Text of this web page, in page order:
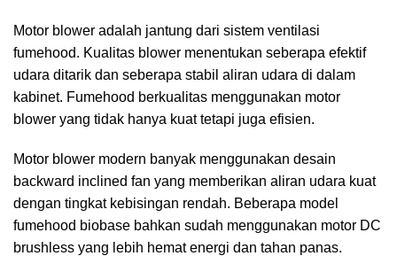
Motor blower adalah jantung dari sistem ventilasi
fumehood. Kualitas blower menentukan seberapa efektif
udara ditarik dan seberapa stabil aliran udara di dalam
kabinet. Fumehood berkualitas menggunakan motor
blower yang tidak hanya kuat tetapi juga efisien.
Motor blower modern banyak menggunakan desain
backward inclined fan yang memberikan aliran udara kuat
dengan tingkat kebisingan rendah. Beberapa model
fumehood biobase bahkan sudah menggunakan motor DC
brushless yang lebih hemat energi dan tahan panas.